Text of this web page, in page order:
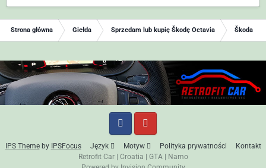
Strona główna Giełda Sprzedam lub kupię Škodę Octavia Škoda
IPS Themeby IPSFocus Język Motyw Polityka prywatności
Kontakt
Retrofit Car| Croatia GTA|
Namo